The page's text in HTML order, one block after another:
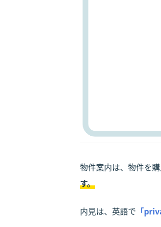
物件案内は、物件を
す。
内見は、英語で 「